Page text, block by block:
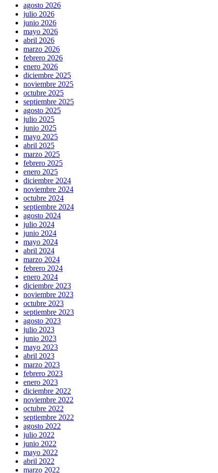
agosto 2026
julio 2026
junio 2026
mayo 2026
abril 2026
marzo 2026
febrero 2026
enero 2026
diciembre 2025
noviembre 2025
octubre 2025
septiembre 2025
agosto 2025
julio 2025
junio 2025
mayo 2025
abril 2025
marzo 2025
febrero 2025
enero 2025
diciembre 2024
noviembre 2024
octubre 2024
septiembre 2024
agosto 2024
julio 2024
junio 2024
mayo 2024
abril 2024
marzo 2024
febrero 2024
enero 2024
diciembre 2023
noviembre 2023
octubre 2023
septiembre 2023
agosto 2023
julio 2023
junio 2023
mayo 2023
abril 2023
marzo 2023
febrero 2023
enero 2023
diciembre 2022
noviembre 2022
octubre 2022
septiembre 2022
agosto 2022
julio 2022
junio 2022
mayo 2022
abril 2022
marzo 2022